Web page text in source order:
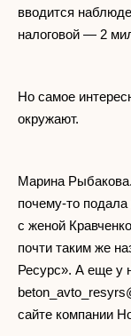
вводится
налоговой — 2
Но самое
окружают.
Марина
почему-то
с женой
почти таким же
Ресурс». А еще у
сайте компании